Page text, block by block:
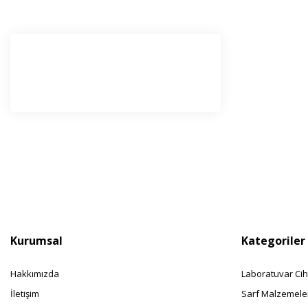
Kurumsal
Hakkımızda
İletişim
Kategoriler
Laboratuvar
Sarf